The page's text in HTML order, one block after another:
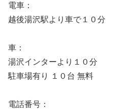
電車：
越後湯沢駅より車で１０分
車：
湯沢インターより１０分
駐車場有り １０台 無料
電話番号：